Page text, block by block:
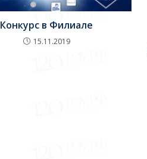
Конкурс в Филиале
15.11.2019